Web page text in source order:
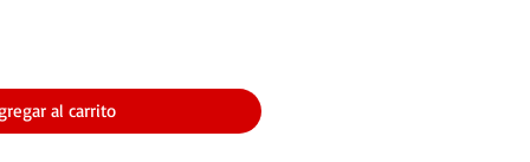
al carrito